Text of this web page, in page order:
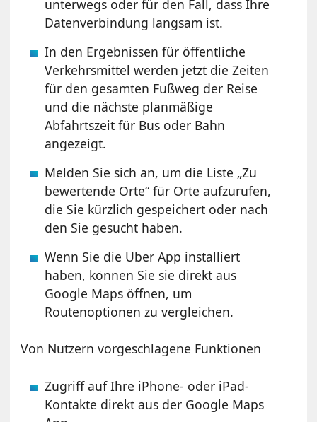
unterwegs oder für den Fall, dass Ihre
Datenverbindung langsam ist.
In den Ergebnissen für öffentliche
Verkehrsmittel werden jetzt die Zeiten
für den gesamten Fußweg der Reise
und die nächste planmäßige
Abfahrtszeit für Bus oder Bahn
angezeigt.
Melden Sie sich an, um die Liste „Zu
bewertende Orte“ für Orte aufzurufen,
die Sie kürzlich gespeichert oder nach
den Sie gesucht haben.
Wenn Sie die Uber App installiert
haben, können Sie sie direkt aus
Google Maps öffnen, um
Routenoptionen zu vergleichen.
Von Nutzern vorgeschlagene Funktionen
Zugriff auf Ihre iPhone- oder iPad-
Kontakte direkt aus der Google Maps